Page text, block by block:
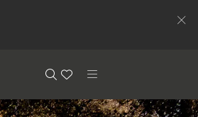
SearchFloor.Wishlist